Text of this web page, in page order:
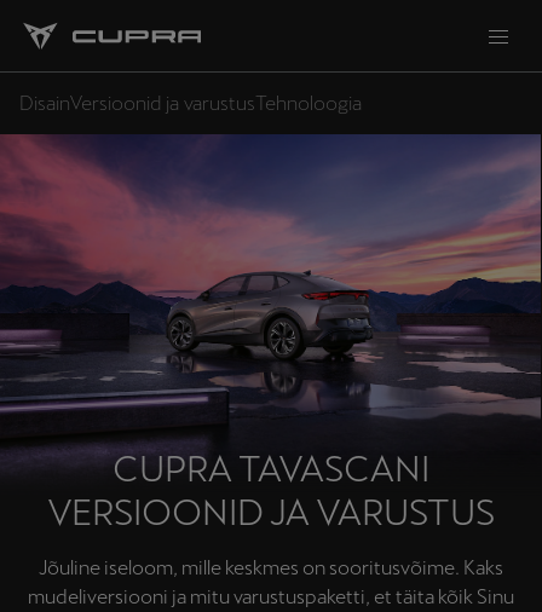
DisainVersioonid ja varustusTehnoloogia
CUPRA TAVASCANI
VERSIOONID JA VARUSTUS
Jõuline iseloom, mille keskmes on sooritusvõime. Kaks
mudeliversiooni ja mitu varustuspaketti, et täita kõik Sinu